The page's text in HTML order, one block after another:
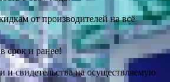
от производителей на всё
срок и ранее!
и свидетельства на осуществляемую